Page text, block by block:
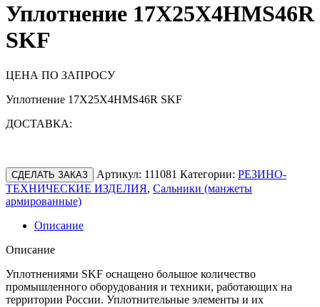
Уплотнение 17X25X4HMS46R
SKF
ЦЕНА ПО ЗАПРОСУ
Уплотнение 17X25X4HMS46R SKF
ДОСТАВКА:
СДЕЛАТЬ ЗАКАЗ Артикул: 111081 Категории: РЕЗИНО-
ТЕХНИЧЕСКИЕ ИЗДЕЛИЯ, Сальники (манжеты
армированные)
Описание
Описание
Уплотнениями SKF оснащено большое количество
промышленного оборудования и техники, работающих на
территории России. Уплотнительные элементы и их